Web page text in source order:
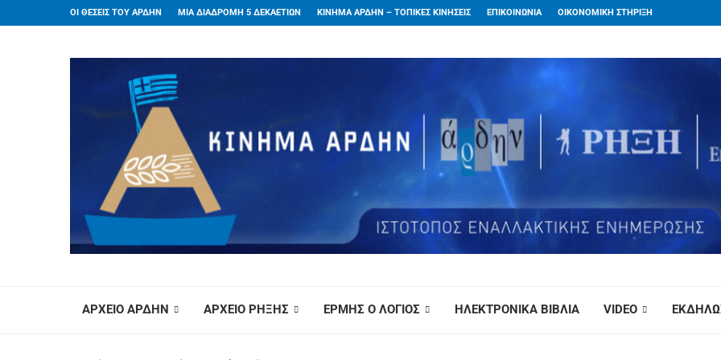
ΟΙ ΘΕΣΕΙΣ ΤΟΥ ΑΡΔΗΝ ΜΙΑ ΔΙΑΔΡΟΜΗ 5 ΔΕΚΑΕΤΙΩΝ ΚΙΝΗΜΑ ΑΡΔΗΝ – ΤΟΠΙΚΕΣ ΚΙΝΗΣΕΙΣ ΕΠΙΚΟΙΝΩΝΙΑ ΟΙΚΟΝΟΜΙΚΗ ΣΤΗΡΙΞΗ
ΑΡΧΕΙΟ ΑΡΔΗΝ ΑΡΧΕΙΟ ΡΗΞΗΣ ΕΡΜΗΣ Ο ΛΟΓΙΟΣ ΗΛΕΚΤΡΟΝΙΚΑ ΒΙΒΛΙΑ VIDEO